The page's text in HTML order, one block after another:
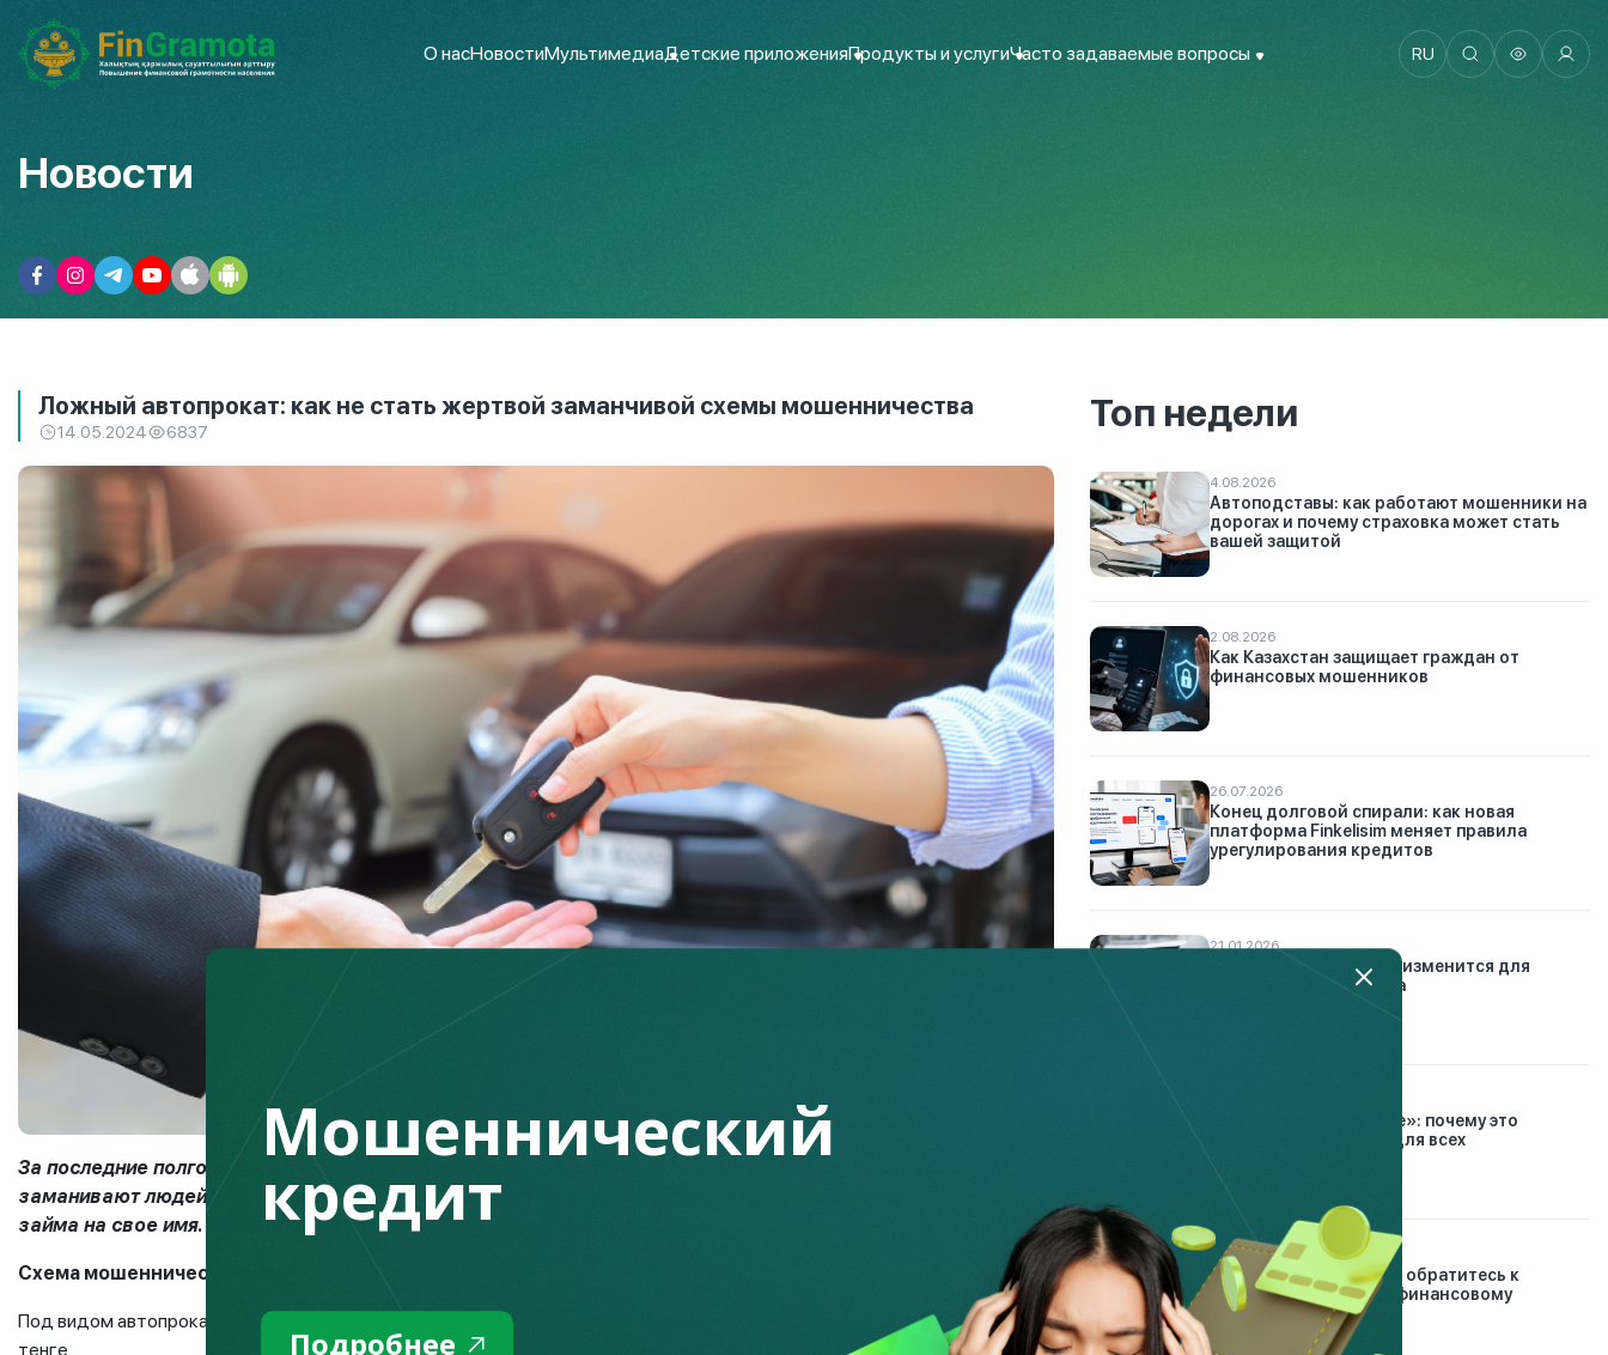
О насНовостиМультимедиаДетские приложенияПродукты и услугиЧасто задаваемые вопросы RU
Новости
Ложный автопрокат: как не стать жертвой заманчивой схемы мошенничества
14.05.2024 6837
За последние полгода более 500 казахстанцев стали жертвами автомобильных аферистов. Мошенники
заманивают людей якобы гарантированным приобретением авто и обещают «гонорар» за оформление
займа на свое имя.
Fingramota.kz расскажет о том, где кроется обман.
Схема мошенничества с транспортным средством
Под видом автопроката мошенники развернули крупную аферу, где сумма одного займа варьируется от 12 до 20 млн
тенге.
Топ недели
4.08.2026
Автоподставы: как работают мошенники на
дорогах и почему страховка может стать
вашей защитой
2.08.2026
Как Казахстан защищает граждан от
финансовых мошенников
26.07.2026
Конец долговой спирали: как новая
платформа Finkelisim меняет правила
урегулирования кредитов
21.01.2026
Автострахование: что изменится для
водителей с 2026 года
«Заплати сначала себе»: почему это
правило работает не для всех
30.12.2024
Проблемные кредиты: обратитесь к
банковскому и микрофинансовому
омбудсманам
Мошеннический
кредит
Подробнее